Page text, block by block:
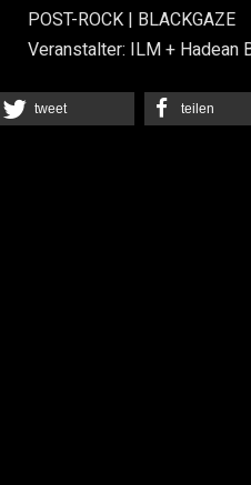
POST-ROCK | BLACKGAZE
Veranstalter: ILM + Hadean
tweet teilen